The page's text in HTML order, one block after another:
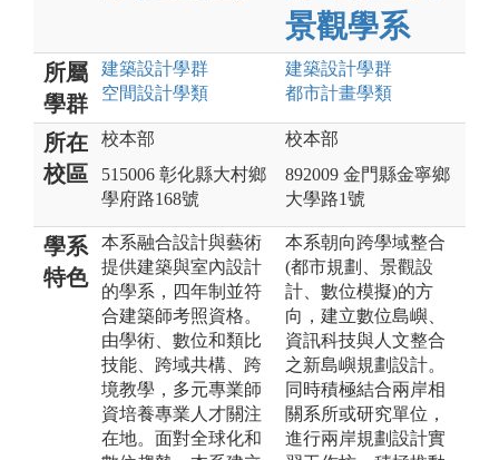
景觀學系
所屬
學群
建築設計學群
空間設計學類
建築設計學群
都市計畫學類
所在
校區
校本部
515006 彰化縣大村鄉
學府路168號
校本部
892009 金門縣金寧鄉
大學路1號
學系
特色
本系融合設計與藝術
提供建築與室內設計
的學系，四年制並符
合建築師考照資格。
由學術、數位和類比
技能、跨域共構、跨
境教學，多元專業師
資培養專業人才關注
在地。面對全球化和
本系朝向跨學域整合
(都市規劃、景觀設
計、數位模擬)的方
向，建立數位島嶼、
資訊科技與人文整合
之新島嶼規劃設計。
同時積極結合兩岸相
關系所或研究單位，
進行兩岸規劃設計實